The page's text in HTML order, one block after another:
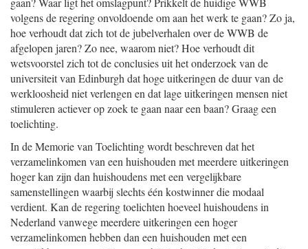
volgens de regering onvoldoende om aan het werk te gaan? Zo ja,
hoe verhoudt dat zich tot de jubelverhalen over de WWB de
afgelopen jaren? Zo nee, waarom niet? Hoe verhoudt dit
wetsvoorstel zich tot de conclusies uit het onderzoek van de
universiteit van Edinburgh dat hoge uitkeringen de duur van de
werkloosheid niet verlengen en dat lage uitkeringen mensen niet
stimuleren actiever op zoek te gaan naar een baan? Graag een
toelichting.
In de Memorie van Toelichting wordt beschreven dat het
verzamelinkomen van een huishouden met meerdere uitkeringen
hoger kan zijn dan huishoudens met een vergelijkbare
samenstellingen waarbij slechts één kostwinner die modaal
verdient. Kan de regering toelichten hoeveel huishoudens in
Nederland vanwege meerdere uitkeringen een hoger
verzamelinkomen hebben dan een huishouden met een